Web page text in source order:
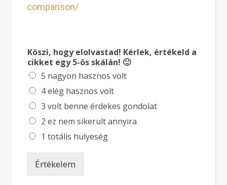
comparison/
Köszi, hogy elolvastad! Kérlek, értékeld a
cikket egy 5-ös skálán! 🙂
5 nagyon hasznos volt
4 elég hasznos volt
3 volt benne érdekes gondolat
2 ez nem sikerült annyira
1 totális hülyeség
Értékelem